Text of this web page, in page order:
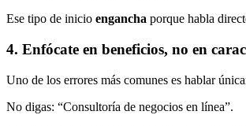
Ese tipo de inicio engancha porque habla
4. Enfócate en beneficios, no en
Uno de los errores más comunes es hablar
No digas: “Consultoría de negocios en línea”.